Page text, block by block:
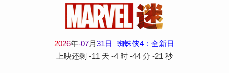
2026年-07月31日
蜘蛛侠4：全新日
上映还剩 -11 天 -4 时 -44 分 -22 秒